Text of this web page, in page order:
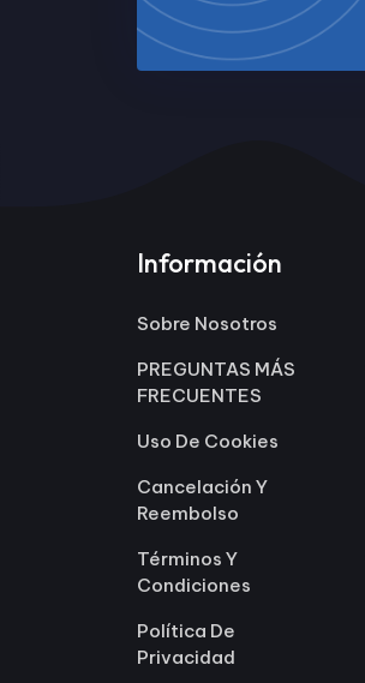
Información
Sobre Nosotros
PREGUNTAS MÁS
FRECUENTES
Uso De Cookies
Cancelación Y
Reembolso
Términos Y
Condiciones
Política De
Privacidad